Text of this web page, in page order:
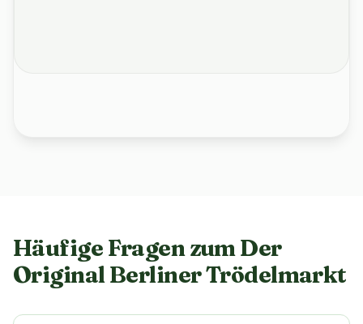
Häufige Fragen zum Der
Original Berliner Trödelmarkt